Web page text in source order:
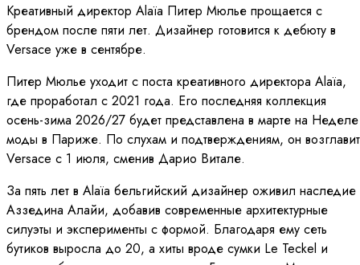
Креативный директор Alaïa Питер Мюлье прощается с
брендом после пяти лет. Дизайнер готовится к дебюту в
Versace уже в сентябре.
Питер Мюлье уходит с поста креативного директора Alaïa,
где проработал с 2021 года. Его последняя коллекция
осень-зима 2026/27 будет представлена в марте на Неделе
моды в Париже. По слухам и подтверждениям, он возглавит
Versace с 1 июля, сменив Дарио Витале.
За пять лет в Alaïa бельгийский дизайнер оживил наследие
Аззедина Алайи, добавив современные архитектурные
силуэты и эксперименты с формой. Благодаря ему сеть
бутиков выросла до 20, а хиты вроде сумки Le Teckel и